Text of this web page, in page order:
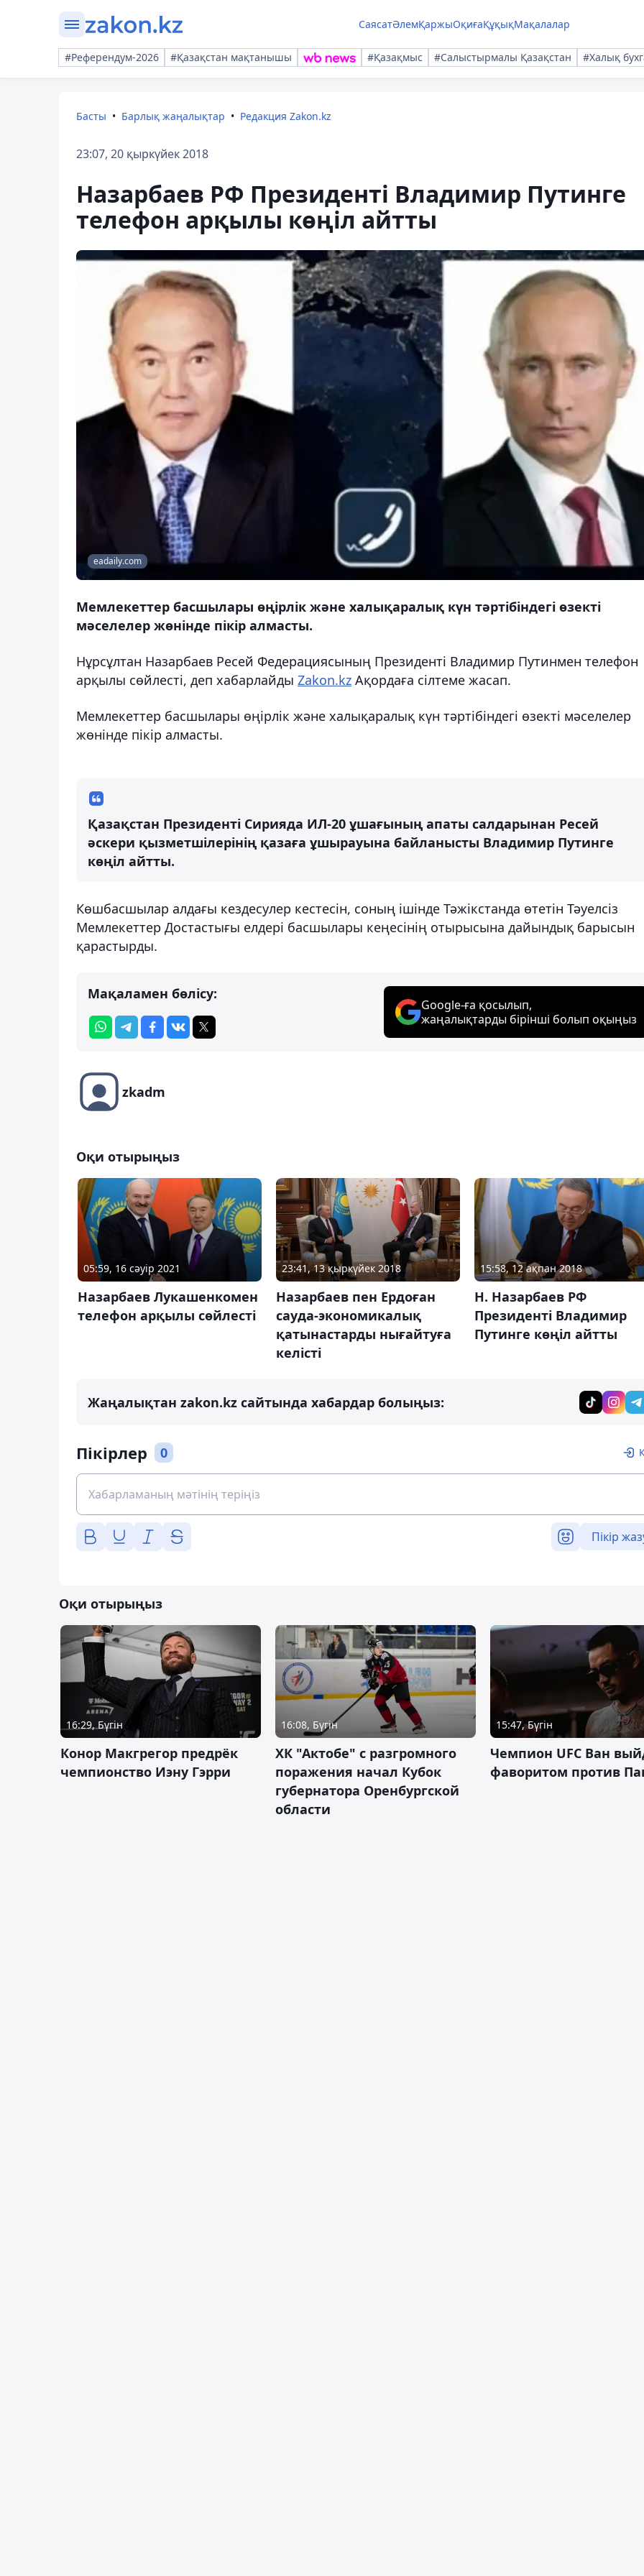
СаясатӘлемҚаржыОқиғаҚұқықМақалалар
#Референдум-2026 #Қазақстан мақтанышы #Қазақмыс #Салыстырмалы Қазақстан #Халық
Басты Барлық жаңалықтар Редакция Zakon.kz
23:07, 20 қыркүйек 2018
Назарбаев РФ Президенті Владимир Путинге
телефон арқылы көңіл айтты
eadaily.com
Мемлекеттер басшылары өңірлік және халықаралық күн тәртібіндегі өзекті
мәселелер жөнінде пікір алмасты.
Нұрсұлтан Назарбаев Ресей Федерациясының Президенті Владимир Путинмен телефон
арқылы сөйлесті, деп хабарлайды Zakon.kz Ақордаға сілтеме жасап.
Мемлекеттер басшылары өңірлік және халықаралық күн тәртібіндегі өзекті мәселелер
жөнінде пікір алмасты.
Қазақстан Президенті Сирияда ИЛ-20 ұшағының апаты салдарынан Ресей
әскери қызметшілерінің қазаға ұшырауына байланысты Владимир Путинге
көңіл айтты.
Көшбасшылар алдағы кездесулер кестесін, соның ішінде Тәжікстанда өтетін Тәуелсіз
Мемлекеттер Достастығы елдері басшылары кеңесінің отырысына дайындық барысын
қарастырды.
Мақаламен бөлісу:
Google-ға қосылып,
жаңалықтарды бірінші болып оқыңыз
zkadm
Оқи отырыңыз
05:59, 16 сәуір 2021
Назарбаев Лукашенкомен
телефон арқылы сөйлесті
23:41, 13 қыркүйек 2018
Назарбаев пен Ердоған
сауда-экономикалық
қатынастарды нығайтуға
келісті
15:58, 12 ақпан 2018
Н. Назарбаев РФ
Президенті Владимир
Путинге көңіл айтты
Жаңалықтан zakon.kz сайтында хабардар болыңыз:
Пікірлер 0
Пікір
Оқи отырыңыз
16:29, Бүгін
Конор Макгрегор предрёк
чемпионство Иэну Гэрри
16:08, Бүгін
ХК "Актобе" с разгромного
поражения начал Кубок
губернатора Оренбургской
области
15:47, Бүгін
Чемпион UFC Ван
фаворитом против